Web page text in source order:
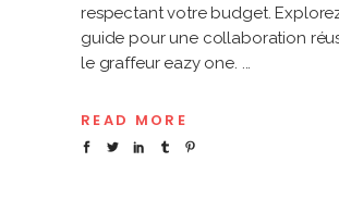
respectant votre budget.
guide pour une collaboration
le graffeur eazy one.
READ MORE